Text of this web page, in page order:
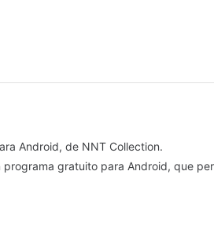
Android, de NNT Collection.
programa gratuito para Android, que